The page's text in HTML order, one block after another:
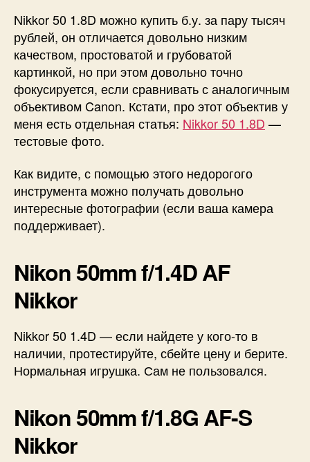
Nikkor 50 1.8D можно купить б.у. за пару тысяч
рублей, он отличается довольно низким
качеством, простоватой и грубоватой
картинкой, но при этом довольно точно
фокусируется, если сравнивать с аналогичным
объективом Canon. Кстати, про этот объектив у
меня есть отдельная статья: Nikkor 50 1.8D —
тестовые фото.
Как видите, с помощью этого недорогого
инструмента можно получать довольно
интересные фотографии (если ваша камера
поддерживает).
Nikon 50mm f/1.4D AF
Nikkor
Nikkor 50 1.4D — если найдете у кого-то в
наличии, протестируйте, сбейте цену и берите.
Нормальная игрушка. Сам не пользовался.
Nikon 50mm f/1.8G AF-S
Nikkor